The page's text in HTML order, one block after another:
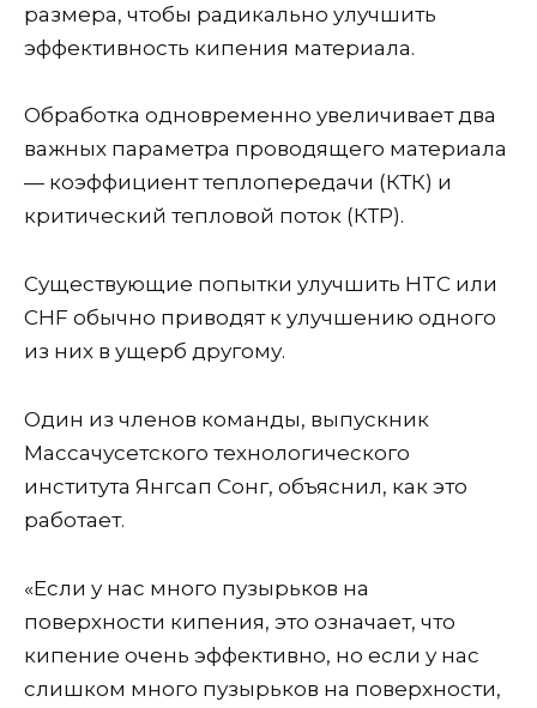
размера, чтобы радикально улучшить
эффективность кипения материала.
Обработка одновременно увеличивает два
важных параметра проводящего материала
— коэффициент теплопередачи (КТК) и
критический тепловой поток (КТР).
Существующие попытки улучшить HTC или
CHF обычно приводят к улучшению одного
из них в ущерб другому.
Один из членов команды, выпускник
Массачусетского технологического
института Янгсап Сонг, объяснил, как это
работает.
«Если у нас много пузырьков на
поверхности кипения, это означает, что
кипение очень эффективно, но если у нас
слишком много пузырьков на поверхности,